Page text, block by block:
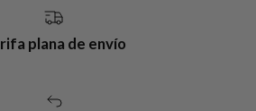
plana de envío